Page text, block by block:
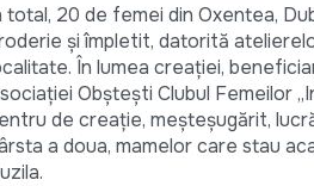
total, 20 de femei din Oxentea,
și împletit, datorită
În lumea creației,
Obștești Clubul Femeilor
de creație, meșteșugărit,
a doua, mamelor care stau